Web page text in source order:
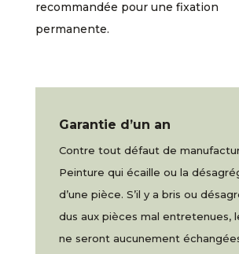
recommandée pour une fixation
permanente.
Garantie d’un an
Contre tout défaut de
Peinture qui écaille ou la
d’une pièce. S’il y a bris ou
dus aux pièces mal entretenues,
ne seront aucunement